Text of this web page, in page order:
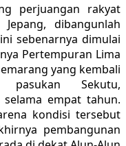
perjuangan rakyat
dibangunlah
sebenarnya dimulai
Pertempuran Lima
yang kembali
Sekutu,
empat tahun.
kondisi tersebut
pembangunan